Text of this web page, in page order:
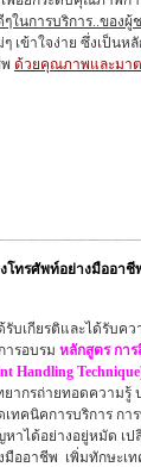
ในการบริการ..ของผู้ช
เข้าใจง่าย ซึ่งเป็นห
ด้วยคุณภาพและมาต
งโทรศัพท์อย่างมืออ
รับเกียรติและได้รับค
ารอบรม หลักสูตร การ
Handling
ยากรถ่ายทอดความรู้
ทคนิคการบริการ ก
าได้อย่างอยู่หมัด เ
มืออาชีพ เพิ่มทักษะเ